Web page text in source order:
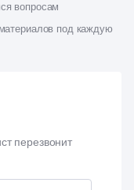
вопросам
под каждую
перезвонит